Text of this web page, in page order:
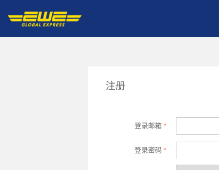
注册
登录邮箱 *
登录密码 *